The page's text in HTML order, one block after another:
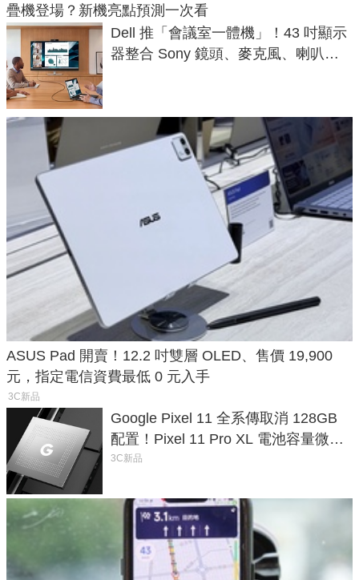
疊機登場？新機亮點預測一次看
Dell 推「會議室一體機」！43 吋顯示
器整合 Sony 鏡頭、麥克風、喇叭，
ASUS Pad 開賣！12.2 吋雙層 OLED、售價 19,900
元，指定電信資費最低 0 元入手
3C新品
Google Pixel 11 全系傳取消 128GB
配置！Pixel 11 Pro XL 電池容量微降
1.6%
3C新品